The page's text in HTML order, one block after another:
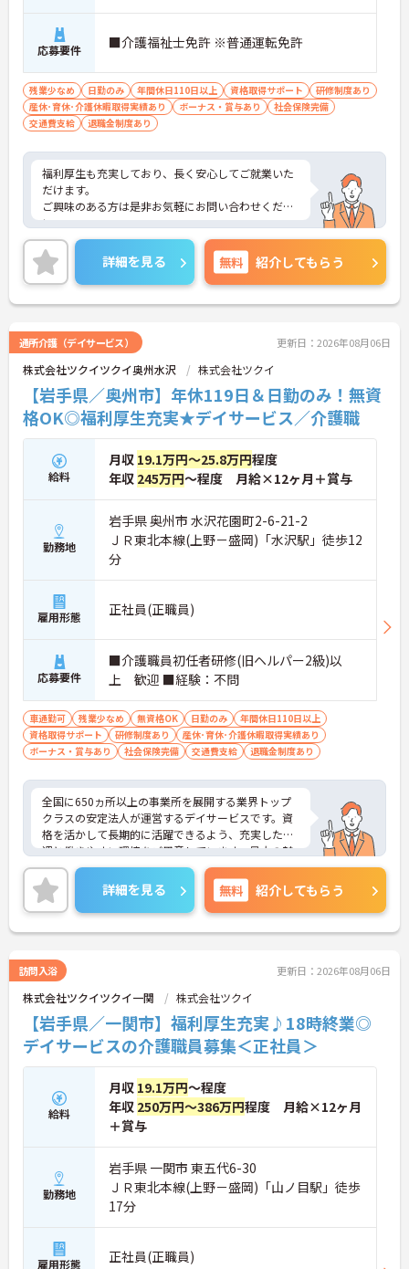
応募要件 ■介護福祉士免許 ※普通運転免許
残業少なめ 日勤のみ 年間休日110日以上 資格取得サポート
研修制度あり
産休･育休･介護休暇取得実績あり
ボーナス・賞与あり
社会保険完備
交通費支給
退職金制度あり
福利厚生も充実しており、長く安心してご就業いた
だけます。
ご興味のある方は是非お気軽にお問い合わせくださ
い。
詳細を見る 無料 紹介してもらう
通所介護（デイサービス） 更新日：2026年08月06日
株式会社ツクイツクイ奥州水沢 株式会社ツクイ
【岩手県／奥州市】年休119日＆日勤のみ！無資
格OK◎福利厚生充実★デイサービス／介護職
給料
月収 19.1万円～25.8万円程度
年収 245万円～程度 月給×12ヶ月＋賞与
勤務地
岩手県 奥州市 水沢花園町2-6-21-2
ＪＲ東北本線(上野－盛岡)「水沢駅」徒歩12
分
雇用形態 正社員(正職員)
応募要件
■介護職員初任者研修(旧ヘルパー2級)以
上 歓迎 ■経験：不問
車通勤可 残業少なめ 無資格OK 日勤のみ
年間休日110日以上
資格取得サポート
研修制度あり
産休･育休･介護休暇取得実績あり
ボーナス・賞与あり
社会保険完備 交通費支給 退職金制度あり
全国に650ヵ所以上の事業所を展開する業界トップ
クラスの安定法人が運営するデイサービスです。資
格を活かして長期的に活躍できるよう、充実した待
遇と働きやすい環境をご用意しています。最大の魅
力は夜勤なしの日勤のみで年間休日は119日しっか
り確保できる点にあります。毎月付与されるリフレ
ッシュ休暇を利用して連休の取得も可能です。ま
た、子育てサポート企業として「くるみん認定」を
取得しており、こども休暇や充実した扶養手当など
入社後1年間は専用のチューターがつき手厚くフォ
ローするため、新しい環境への不安を軽減できま
す。最大185万円の賞与支給の実績や、宿泊費補助
等の独自の福利厚生制度も備わっており、有資格者
の方がご自身の個性を大切にしながらやりがいを持
って働き続けられるおすすめの職場です。
★おすすめPOINT★
【夜勤なし×年間休日119日！オンオフのメリハリ
をつけて働ける環境です】
・身体への負担が少ない夜勤なしの勤務で年間休日
119日がしっかりと確保されています
・毎月1日付与されるリフレッシュ休暇と有給を組
み合わせて連休を取得しプライベートを満喫できま
す
・子育てサポート企業として「くるみん認定」を取
得しており未就学児向けのこども休暇など支援体制
が万全です
【賞与実績最大185万円◎大手法人ならではの手厚
詳細を見る 無料 紹介してもらう
訪問入浴 更新日：2026年08月06日
株式会社ツクイツクイ一関 株式会社ツクイ
【岩手県／一関市】福利厚生充実♪18時終業◎
デイサービスの介護職員募集＜正社員＞
給料
月収 19.1万円～程度
年収 250万円～386万円程度 月給×12ヶ月
＋賞与
勤務地
岩手県 一関市 東五代6-30
ＪＲ東北本線(上野－盛岡)「山ノ目駅」徒歩
17分
雇用形態 正社員(正職員)